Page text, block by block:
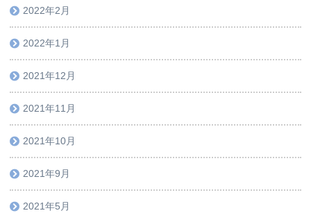
2022年2月
2022年1月
2021年12月
2021年11月
2021年10月
2021年9月
2021年5月